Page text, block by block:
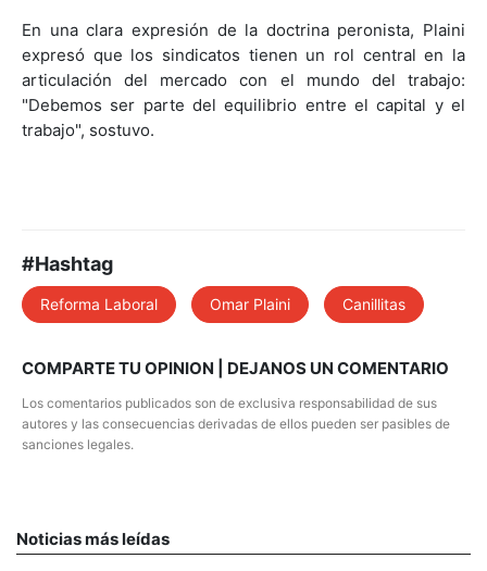
En una clara expresión de la doctrina peronista, Plaini
expresó que los sindicatos tienen un rol central en la
articulación del mercado con el mundo del trabajo:
"Debemos ser parte del equilibrio entre el capital y el
trabajo", sostuvo.
#Hashtag
Reforma Laboral Omar Plaini Canillitas
COMPARTE TU OPINION | DEJANOS UN COMENTARIO
Los comentarios publicados son de exclusiva responsabilidad de sus
autores y las consecuencias derivadas de ellos pueden ser pasibles de
sanciones legales.
Noticias más leídas